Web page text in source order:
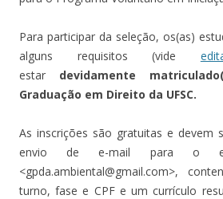
Para participar da seleção, os(as)
alguns requisitos (vide
estar devidamente
Graduação em Direito da UFSC.
As inscrições são gratuitas e devem
envio de e-mail para o
<gpda.ambiental@gmail.com>,
turno, fase e CPF e um currículo